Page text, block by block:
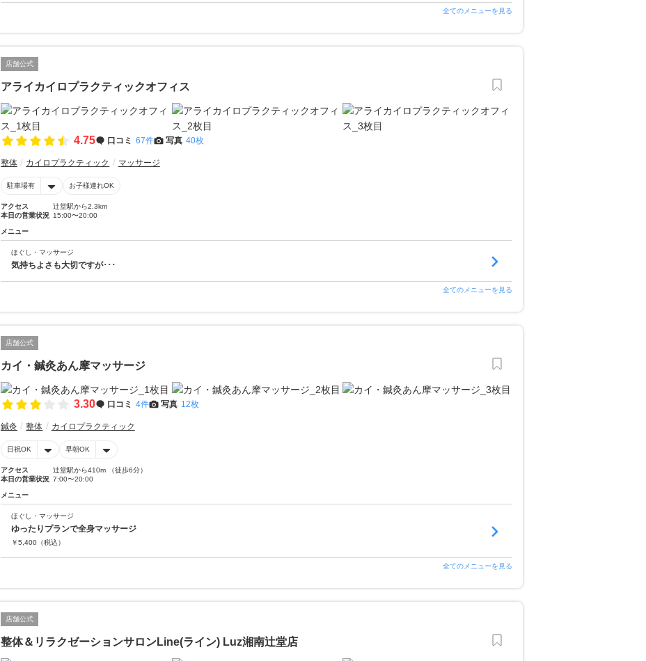
全てのメニューを見る
店舗公式
アライカイロプラクティックオフィス
4.75 口コミ 67件 写真 40枚
整体 カイロプラクティック マッサージ
駐車場有 お子様連れOK
アクセス
辻堂駅から2.3km
本日の営業状況 15:00〜20:00
メニュー
ほぐし・マッサージ
気持ちよさも大切ですが･･･
全てのメニューを見る
店舗公式
カイ・鍼灸あん摩マッサージ
3.30 口コミ 4件 写真 12枚
鍼灸 整体 カイロプラクティック
日祝OK 早朝OK
アクセス
辻堂駅から410m （徒歩6分）
本日の営業状況 7:00〜20:00
メニュー
ほぐし・マッサージ
ゆったりプランで全身マッサージ
￥5,400 （税込）
全てのメニューを見る
店舗公式
整体＆リラクゼーションサロンLine(ライン) Luz湘南辻堂店